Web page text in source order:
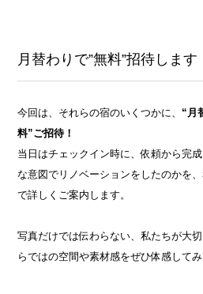
月替わりで”無料”招待します
今回は、それらの宿のいくつかに、 “月
料”ご招待！
当日はチェックイン時に、依頼から完
な意図でリノベーションをしたのかを
で詳しくご案内します。
写真だけでは伝わらない、私たちが大
らではの空間や素材感をぜひ体感してみ